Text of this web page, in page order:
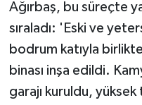
Ağırbaş, bu süreçte
sıraladı: 'Eski ve
bodrum katıyla
binası inşa edildi.
garajı kuruldu,